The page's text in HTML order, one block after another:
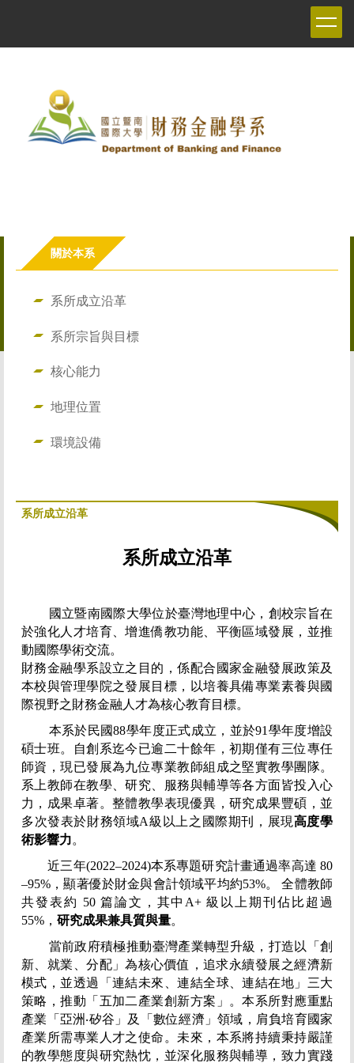
關於本系
系所成立沿革
系所宗旨與目標
核心能力
地理位置
環境設備
系所成立沿革
系所成立沿革
國立暨南國際大學位於臺灣地理中心，創校宗旨在
於強化人才培育、增進僑教功能、平衡區域發展，並推
動國際學術交流。
財務金融學系設立之目的，係配合國家金融發展政策及
本校與管理學院之發展目標，以培養具備專業素養與國
際視野之財務金融人才為核心教育目標。
本系於民國88學年度正式成立，並於91學年度增設
碩士班。自創系迄今已逾二十餘年，初期僅有三位專任
師資，現已發展為九位專業教師組成之堅實教學團隊。
系上教師在教學、研究、服務與輔導等各方面皆投入心
力，成果卓著。整體教學表現優異，研究成果豐碩，並
多次發表於財務領域A級以上之國際期刊，展現高度學
術影響力。
近三年(2022–2024)本系專題研究計畫通過率高達 80
–95%，顯著優於財金與會計領域平均約53%。 全體教師
共發表約 50 篇論文，其中A+ 級以上期刊佔比超過
55%， 研究成果兼具質與量。
當前政府積極推動臺灣產業轉型升級，打造以「創
新、就業、分配」為核心價值，追求永續發展之經濟新
模式，並透過「連結未來、連結全球、連結在地」三大
策略，推動「五加二產業創新方案」。本系所對應重點
產業「亞洲‧矽谷」及「數位經濟」領域，肩負培育國家
產業所需專業人才之使命。未來，本系將持續秉持嚴謹
的教學態度與研究熱忱，並深化服務與輔導，致力實踐